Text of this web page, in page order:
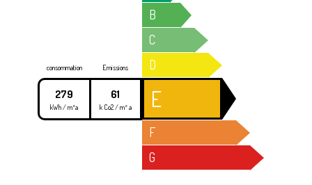
B
C
D
consommation
279
kWh / m²a
Emissions
61
k Co2 / m² a E
F
G